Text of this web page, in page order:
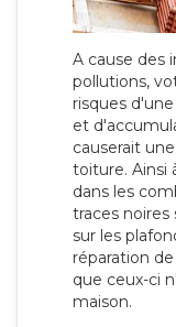
A cause des
pollutions,
risques
et
causerait
toiture. Ainsi
dans les
traces noires
sur les
réparation
que ceux-ci
maison.